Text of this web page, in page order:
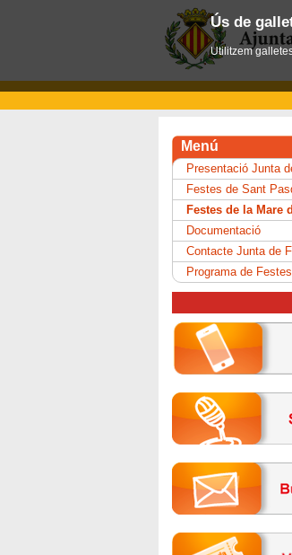
Menú
Presentació Junta
Festes de Sant
Festes de la Mare
Documentació
Contacte Junta de
Programa de Festes
Ús de
Utilitzem